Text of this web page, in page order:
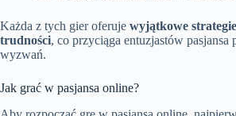
Każda z tych gier oferuje wyjątkowe strategie
trudności, co przyciąga entuzjastów
wyzwań.
Jak grać w pasjansa online?